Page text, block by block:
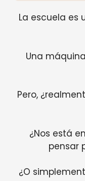
La escuela es
Una
Pero,
¿Nos está
pensar
¿O